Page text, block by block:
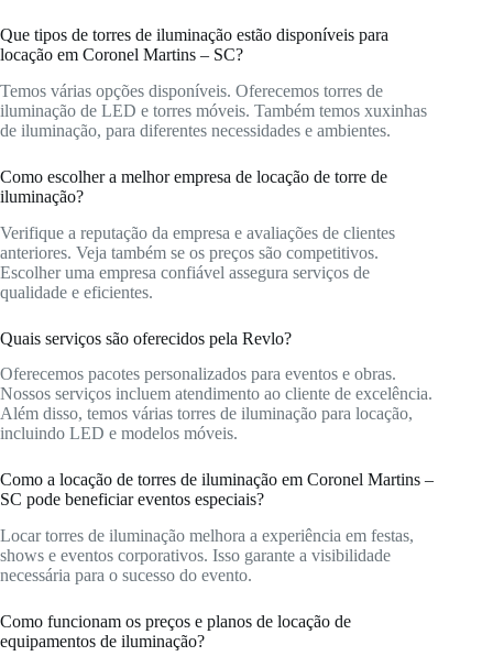
Que tipos de torres de iluminação estão disponíveis para
locação em Coronel Martins – SC?
Temos várias opções disponíveis. Oferecemos torres de
iluminação de LED e torres móveis. Também temos xuxinhas
de iluminação, para diferentes necessidades e ambientes.
Como escolher a melhor empresa de locação de torre de
iluminação?
Verifique a reputação da empresa e avaliações de clientes
anteriores. Veja também se os preços são competitivos.
Escolher uma empresa confiável assegura serviços de
qualidade e eficientes.
Quais serviços são oferecidos pela Revlo?
Oferecemos pacotes personalizados para eventos e obras.
Nossos serviços incluem atendimento ao cliente de excelência.
Além disso, temos várias torres de iluminação para locação,
incluindo LED e modelos móveis.
Como a locação de torres de iluminação em Coronel Martins –
SC pode beneficiar eventos especiais?
Locar torres de iluminação melhora a experiência em festas,
shows e eventos corporativos. Isso garante a visibilidade
necessária para o sucesso do evento.
Como funcionam os preços e planos de locação de
equipamentos de iluminação?